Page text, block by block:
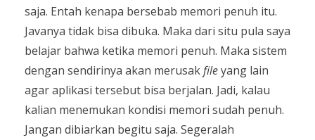
saja. Entah kenapa bersebab memori penuh itu.
Javanya tidak bisa dibuka. Maka dari situ pula saya
belajar bahwa ketika memori penuh. Maka sistem
dengan sendirinya akan merusakfileyang lain
agar aplikasi tersebut bisa berjalan. Jadi, kalau
kalian menemukan kondisi memori sudah penuh.
Jangan dibiarkan begitu saja. Segeralah